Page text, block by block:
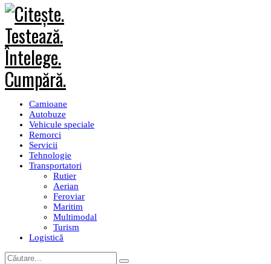
Camioane
Autobuze
Vehicule speciale
Remorci
Servicii
Tehnologie
Transportatori
Rutier
Aerian
Feroviar
Maritim
Multimodal
Turism
Logistică